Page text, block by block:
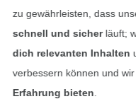
6,90 € / Stk
zu gewährleisten, dass
schnell und sicherläuft;
dich relevanten Inhalten
verbessern können und
Erfahrung bieten